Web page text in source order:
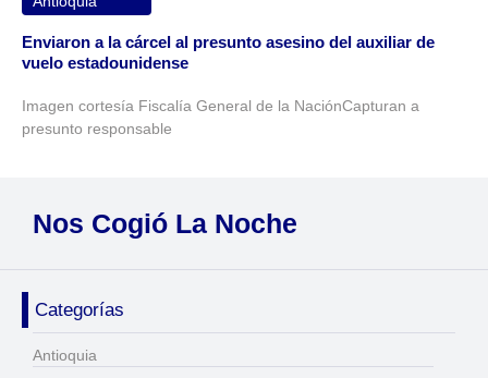
Enviaron a la cárcel al presunto asesino del auxiliar de
vuelo estadounidense
Imagen cortesía Fiscalía General de la NaciónCapturan a
presunto responsable
Nos Cogió La Noche
Categorías
Antioquia